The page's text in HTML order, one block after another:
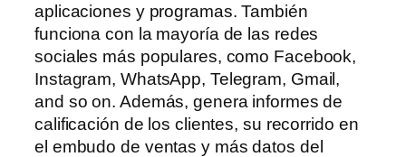
aplicaciones y programas. También
funciona con la mayoría de las redes
sociales más populares, como Facebook,
Instagram, WhatsApp, Telegram, Gmail,
and so on. Además, genera informes de
calificación de los clientes, su recorrido en
el embudo de ventas y más datos del